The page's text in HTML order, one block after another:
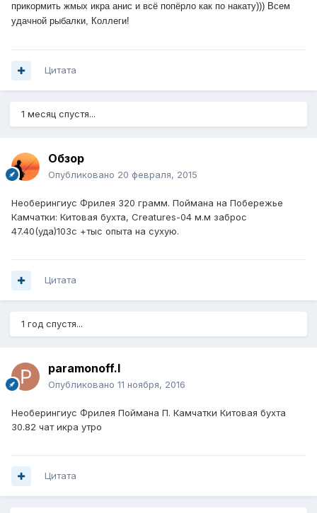
прикормить жмых икра анис и всё попёрло как по накату))) Всем
удачной рыбалки, Коллеги!
Цитата
1 месяц спустя...
Обзор
Опубликовано 20 февраля, 2015
Необерингиус Фрилея 320 грамм. Поймана на Побережье
Камчатки: Китовая бухта, Creatures-04 м.м заброс
47.40(уда)103с +тыс опыта на сухую.
Цитата
1 год спустя...
paramonoff.l
Опубликовано 11 ноября, 2016
Необерингиус Фрилея Поймана П. Камчатки Китовая бухта
30.82 чат икра утро
Цитата